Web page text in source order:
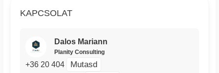
KAPCSOLAT
Dalos Mariann
Planity Consulting
+36 20 404 Mutasd